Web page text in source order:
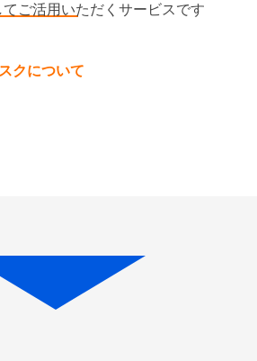
ご活用いただくサービスです
クについて